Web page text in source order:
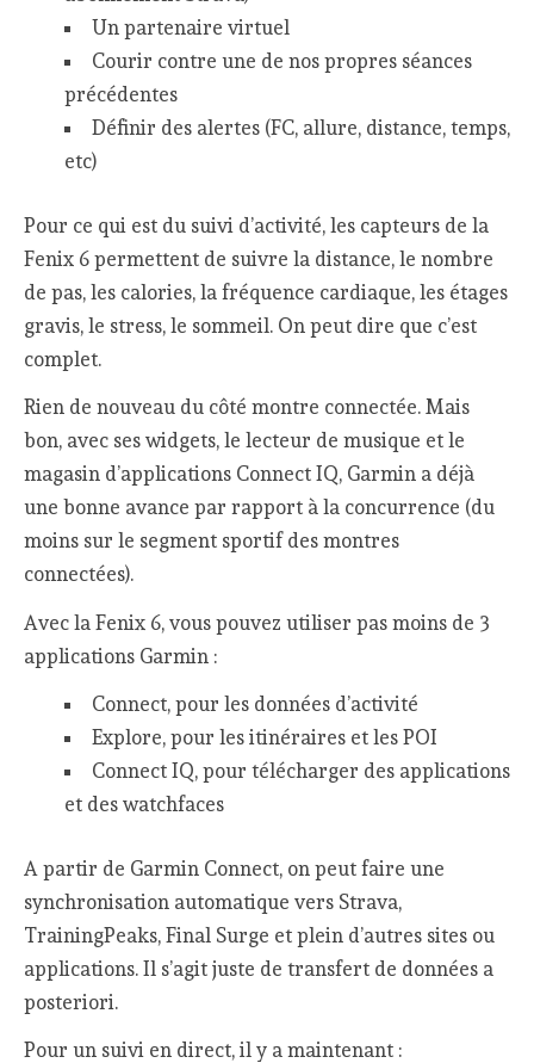
Un partenaire virtuel
Courir contre une de nos propres séances
précédentes
Définir des alertes (FC, allure, distance, temps,
etc)
Pour ce qui est du suivi d’activité, les capteurs de la
Fenix 6 permettent de suivre la distance, le nombre
de pas, les calories, la fréquence cardiaque, les étages
gravis, le stress, le sommeil. On peut dire que c’est
complet.
Rien de nouveau du côté montre connectée. Mais
bon, avec ses widgets, le lecteur de musique et le
magasin d’applications Connect IQ, Garmin a déjà
une bonne avance par rapport à la concurrence (du
moins sur le segment sportif des montres
connectées).
Avec la Fenix 6, vous pouvez utiliser pas moins de 3
applications Garmin :
Connect, pour les données d’activité
Explore, pour les itinéraires et les POI
Connect IQ, pour télécharger des applications
et des watchfaces
A partir de Garmin Connect, on peut faire une
synchronisation automatique vers Strava,
TrainingPeaks, Final Surge et plein d’autres sites ou
applications. Il s’agit juste de transfert de données a
posteriori.
Pour un suivi en direct, il y a maintenant :